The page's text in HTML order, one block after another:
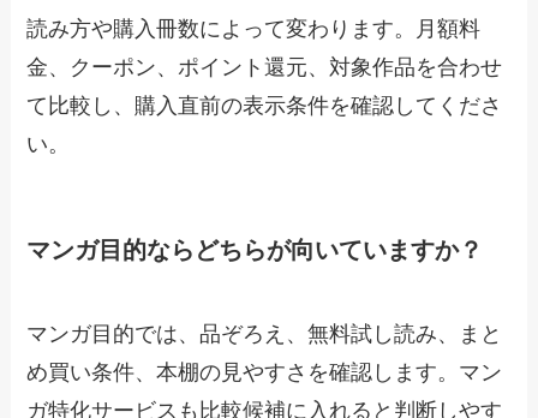
読み方や購入冊数によって変わります。月額料
金、クーポン、ポイント還元、対象作品を合わせ
て比較し、購入直前の表示条件を確認してくださ
い。
マンガ目的ならどちらが向いていますか？
マンガ目的では、品ぞろえ、無料試し読み、まと
め買い条件、本棚の見やすさを確認します。マン
ガ特化サービスも比較候補に入れると判断しやす